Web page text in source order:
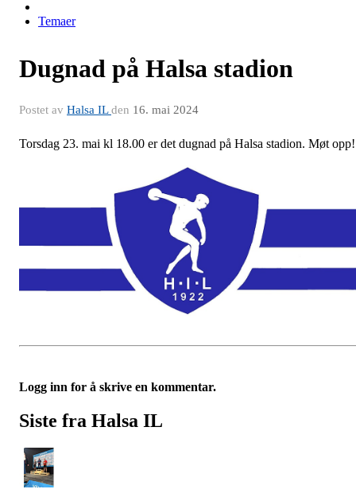
Temaer
Dugnad på Halsa stadion
Postet av Halsa ILden 16. mai 2024
Torsdag 23. mai kl 18.00 er det dugnad på Halsa stadion. Møt opp!
Logg inn for å skrive en kommentar.
Siste fra Halsa IL